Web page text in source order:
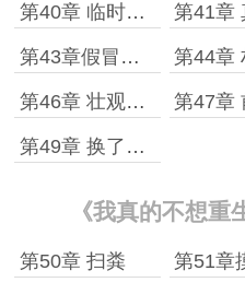
第40章 临时改变
第43章假冒的哥哥
第46章 壮观的送礼现场
第49章 换了个地方
《我真的不想
第50章 扫粪 第51章